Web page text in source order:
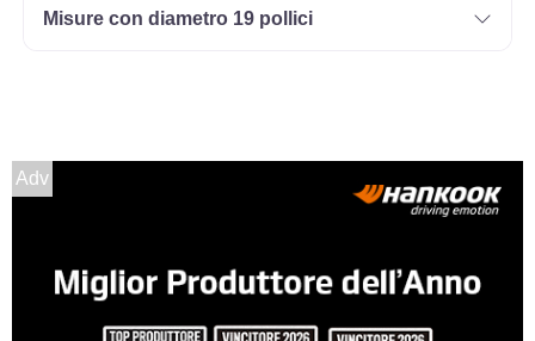
Misure con diametro 19 pollici
Adv